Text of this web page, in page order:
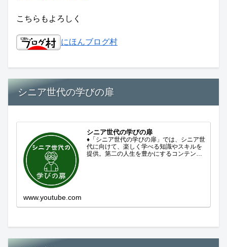
こちらもよろしく
にほんブログ村
シニア世代の学びの扉
シニア世代の学びの扉
♦「シニア世代の学びの扉」では、シニア世
代に向けて、楽しく学べる知識やスキルを
提供。第二の人生を豊かにするコンテンツ
www.youtube.com